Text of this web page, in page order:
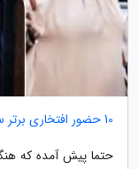
10 حضور افتخاری برتر سلبریتی ها در سریال های تلویزیونی
حتما پیش آمده که